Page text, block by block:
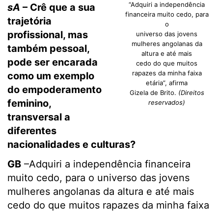
“Adquiri a independência
financeira muito cedo, para
o
universo das jovens
mulheres angolanas da
altura e até mais
cedo do que muitos
rapazes da minha faixa
etária”, afirma
Gizela de Brito. (Direitos
reservados)
sA – Crê que a sua
trajetória
profissional, mas
também pessoal,
pode ser encarada
como um exemplo
do empoderamento
feminino,
transversal a
diferentes
nacionalidades e culturas?
GB –Adquiri a independência financeira
muito cedo, para o universo das jovens
mulheres angolanas da altura e até mais
cedo do que muitos rapazes da minha faixa